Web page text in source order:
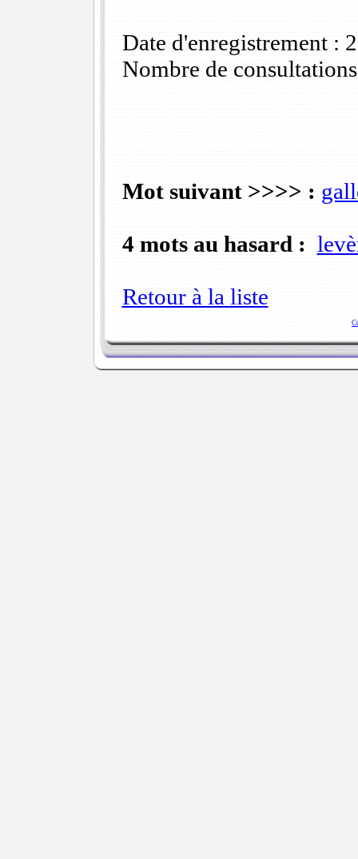
Date d'enregistrement :
Nombre de
Mot suivant >>>> :
4 mots au hasard :
Retour à la liste